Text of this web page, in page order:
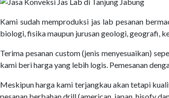
Kami sudah memproduksi jas lab pesanan
biologi, fisika maupun jurusan geologi, geografi,
Terima pesanan custom (jenis menyesuaikan)
kami beri harga yang lebih logis. Pemesanan
Meskipun harga kami terjangkau akan tetapi